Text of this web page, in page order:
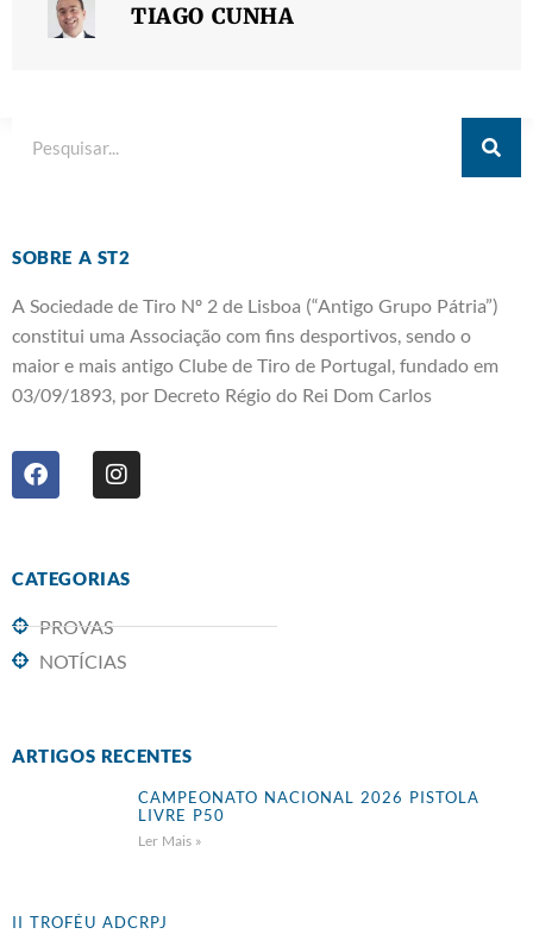
TIAGO CUNHA
SOBRE A ST2
A Sociedade de Tiro Nº 2 de Lisboa (“Antigo Grupo Pátria”)
constitui uma Associação com fins desportivos, sendo o
maior e mais antigo Clube de Tiro de Portugal, fundado em
03/09/1893, por Decreto Régio do Rei Dom Carlos
CATEGORIAS
PROVAS
NOTÍCIAS
ARTIGOS RECENTES
CAMPEONATO NACIONAL 2026 PISTOLA
LIVRE P50
Ler Mais »
II TROFÉU ADCRPJ